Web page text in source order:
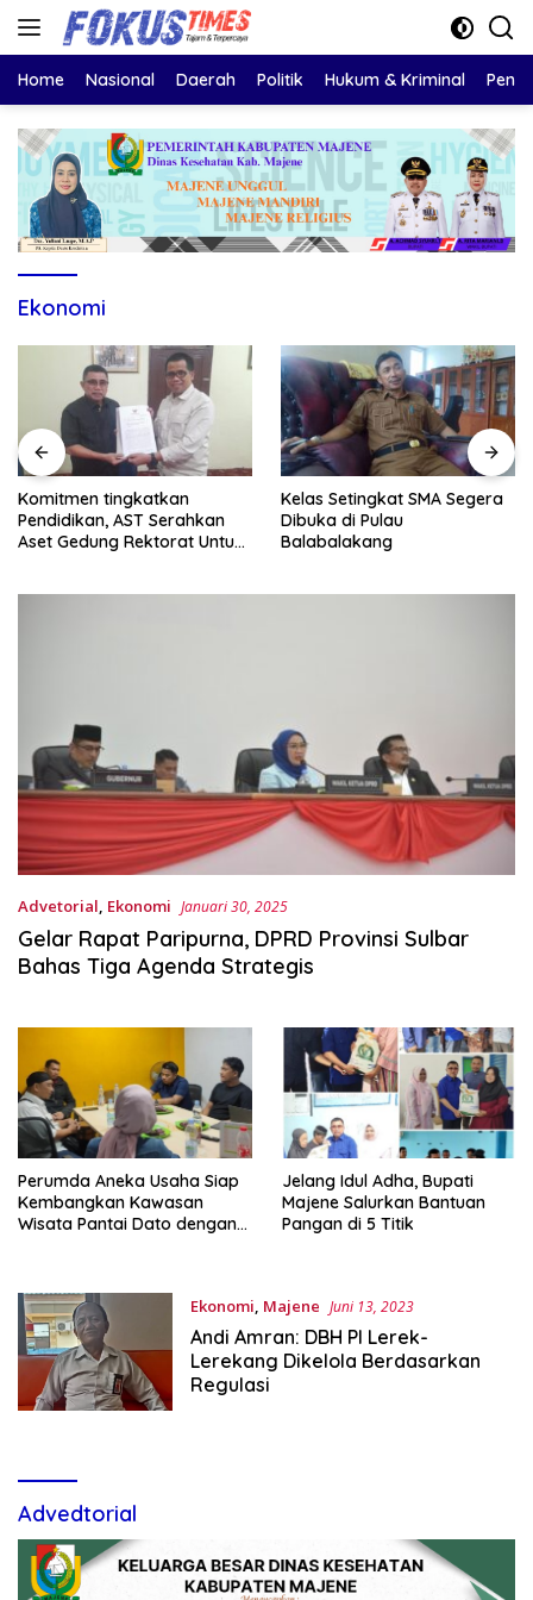
Langsung
Home Nasional Daerah Politik Hukum & Kriminal
Ekonomi
Komitmen tingkatkan
Pendidikan, AST Serahkan
Aset Gedung Rektorat Untuk
Kelas Setingkat SMA Segera
Dibuka di Pulau
Balabalakang
Advetorial, Ekonomi Januari 30, 2025
Gelar Rapat Paripurna, DPRD Provinsi Sulbar
Bahas Tiga Agenda Strategis
Perumda Aneka Usaha Siap
Kembangkan Kawasan
Wisata Pantai Dato dengan
Jelang Idul Adha, Bupati
Majene Salurkan Bantuan
Pangan di 5 Titik
Ekonomi, Majene Juni 13, 2023
Andi Amran: DBH PI Lerek-
Lerekang Dikelola Berdasarkan
Regulasi
Advedtorial